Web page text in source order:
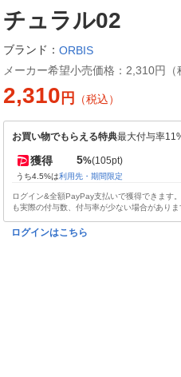
チュラル02
ブランド： ORBIS
メーカー希望小売価格： 2,310円（
2,310 円 （税込）
お買い物でもらえる特典最大付与率
獲得 5%(105pt)
うち4.5%は利用先・期間限定
ログイン&全額PayPay支払いで獲得できます
も実際の付与数、付与率が少ない場合があり
ログインはこちら